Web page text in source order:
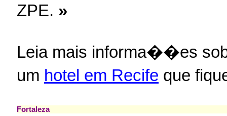
ZPE. »
Leia mais informa��es
um hotel em Recife que
Fortaleza